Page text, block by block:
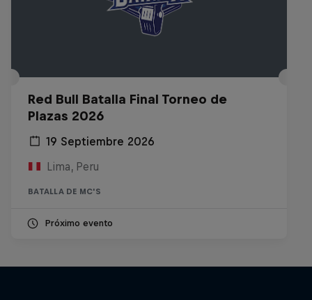
Red Bull Batalla Final Torneo de
Plazas 2026
19 Septiembre 2026
Lima, Peru
BATALLA DE MC'S
Próximo evento